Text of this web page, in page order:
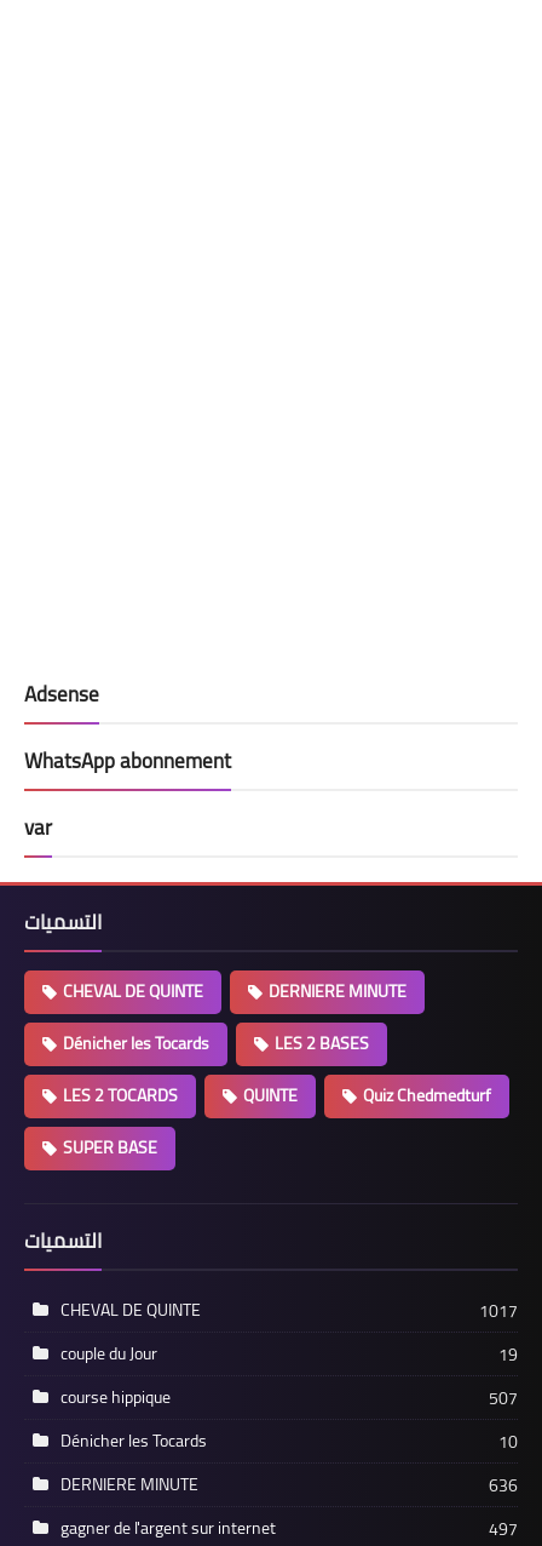
Adsense
WhatsApp abonnement
var
التسميات
CHEVAL DE QUINTE
DERNIERE MINUTE
Dénicher les Tocards
LES 2 BASES
LES 2 TOCARDS
QUINTE
Quiz Chedmedturf
SUPER BASE
التسميات
CHEVAL DE QUINTE
1017
couple du Jour
19
course hippique
507
Dénicher les Tocards
10
DERNIERE MINUTE
636
gagner de l'argent sur internet
497